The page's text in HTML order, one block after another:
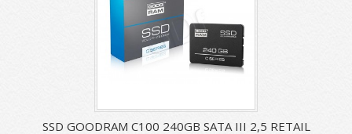
SSD GOODRAM C100 240GB SATA III 2,5 RETAIL